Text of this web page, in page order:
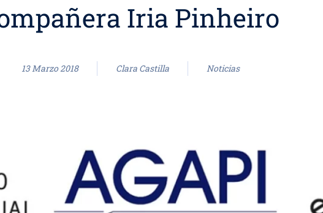
Iria Pinheiro
13 Marzo 2018 Clara Castilla Noticias